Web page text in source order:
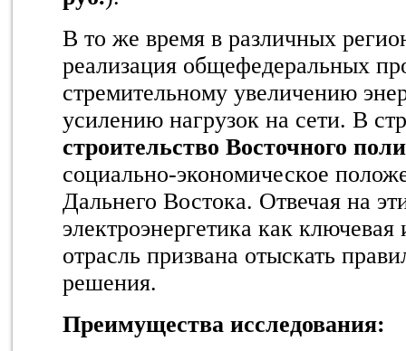
В то же время в различных
реализация общефедеральных
стремительному увеличению
усилению нагрузок на сети. В
строительство Восточного
социально-экономическое
Дальнего Востока. Отвечая на
электроэнергетика как
отрасль призвана отыскать
решения.
Преимущества исследования: